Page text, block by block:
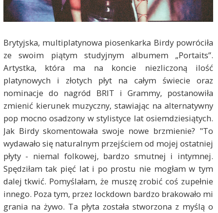
Brytyjska, multiplatynowa piosenkarka Birdy powróciła
ze swoim piątym studyjnym albumem „Portaits”.
Artystka, która ma na koncie niezliczoną ilość
platynowych i złotych płyt na całym świecie oraz
nominacje do nagród BRIT i Grammy, postanowiła
zmienić kierunek muzyczny, stawiając na alternatywny
pop mocno osadzony w stylistyce lat osiemdziesiątych.
Jak Birdy skomentowała swoje nowe brzmienie? "To
wydawało się naturalnym przejściem od mojej ostatniej
płyty - niemal folkowej, bardzo smutnej i intymnej.
Spędziłam tak pięć lat i po prostu nie mogłam w tym
dalej tkwić. Pomyślałam, że muszę zrobić coś zupełnie
innego. Poza tym, przez lockdown bardzo brakowało mi
grania na żywo. Ta płyta została stworzona z myślą o